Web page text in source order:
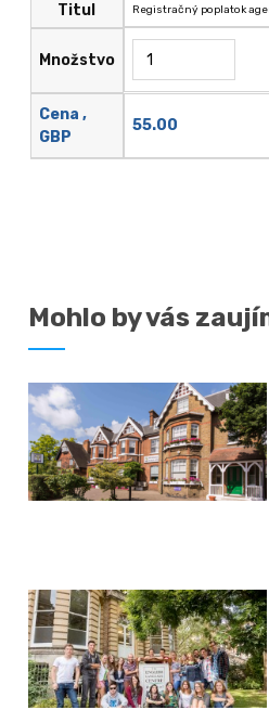
Titul
Množstvo
Cena ,
GBP
Registračný poplatok
55.00
Mohlo by vás